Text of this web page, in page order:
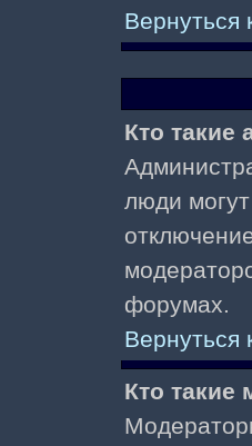
Вернуться
Кто такие
люди
форумах.
Вернуться
Кто такие